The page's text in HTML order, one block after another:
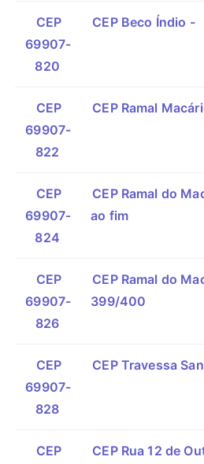
CEP
69907-
820
CEP Beco Índio -
CEP
69907-
822
CEP Ramal
CEP
69907-
824
CEP Ramal do
ao fim
CEP
69907-
826
CEP Ramal do
399/400
CEP
69907-
828
CEP Travessa
CEP
CEP Rua 12 de